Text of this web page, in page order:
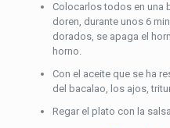
Colocarlos todos en una
doren, durante unos 6
dorados, se apaga el
horno.
Con el aceite que se ha
del bacalao, los ajos,
Regar el plato con la